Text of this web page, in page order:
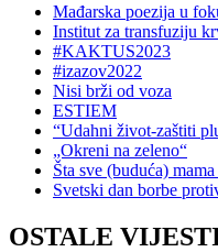
Mađarska poezija u
Institut za transfuziju
#KAKTUS2023
#izazov2022
Nisi brži od voza
ESTIEM
“Udahni život-zaštiti
„Okreni na zeleno“
Šta sve (buduća)
Svetski dan borbe
OSTALE